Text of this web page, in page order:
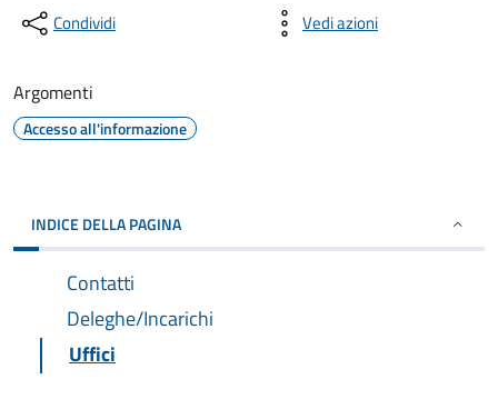
Condividi Vedi azioni
Argomenti
Accesso all'informazione
INDICE DELLA PAGINA
Contatti
Deleghe/Incarichi
Uffici